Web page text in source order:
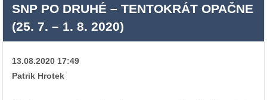
SNP PO DRUHÉ – TENTOKRÁT OPAČNE
(25. 7. – 1. 8. 2020)
13.08.2020 17:49
Patrik Hrotek